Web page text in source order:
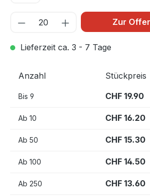
Zur
Lieferzeit ca. 3 - 7 Tage
Anzahl Stückpreis
Bis 9 CHF 19.90
Ab 10 CHF 16.20
Ab 50 CHF 15.30
Ab 100 CHF 14.50
Ab 250 CHF 13.60